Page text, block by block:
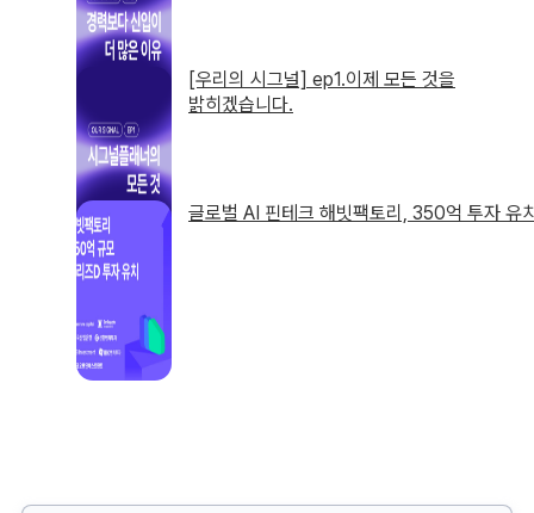
[우리의 시그널] ep1.이제 모든 것을
밝히겠습니다.
글로벌 AI 핀테크 해빗팩토리, 350억 투자 유